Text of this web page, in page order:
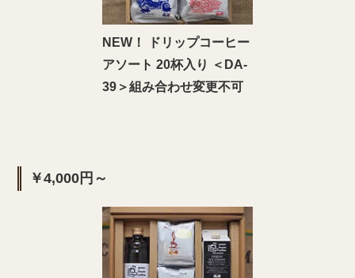
NEW！ ドリップコーヒー
アソート 20杯入り ＜DA‐
39＞組み合わせ変更不可
￥4,000円～